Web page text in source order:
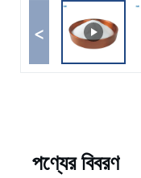
<
পণ্যের বিবরণ